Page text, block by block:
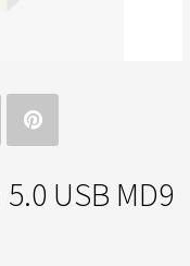
USB MD9